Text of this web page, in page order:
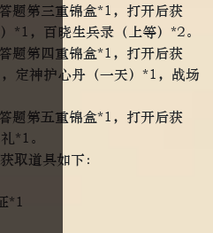
题第三重锦盒*1，打开后获
*1，百晓生兵录（上等）*2。
题第四重锦盒*1，打开后获
定神护心丹（一天）*1，战场
题第五重锦盒*1，打开后获
*1。
取道具如下：
*1